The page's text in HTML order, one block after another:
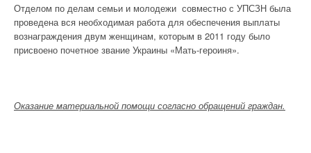
Отделом по делам семьи и молодежи совместно с УПСЗН была
проведена вся необходимая работа для обеспечения выплаты
вознаграждения двум женщинам, которым в 2011 году было
присвоено почетное звание Украины «Мать-героиня».
Оказание материальной помощи согласно обращений граждан.